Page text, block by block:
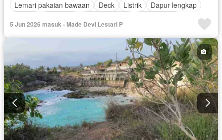
Lemari pakaian bawaan
Deck Listrik
Dapur lengkap
Internet
Taman atap Keamanan
Keamanan 24 jam
Kabel video
Air Tangki air Wifi
Halaman
Berperabot lengkap
5 Jun 2026 masuk - Made Devi Lestari P